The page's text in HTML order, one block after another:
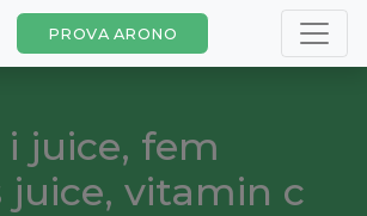
PROVA ARONO
juice, fem
vitamin c